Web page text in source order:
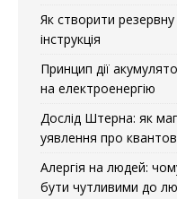
Як створити
інструкція
Принцип дії
на електроенергію
Дослід Штерна: як
уявлення про
Алергія на людей:
бути чутливими до